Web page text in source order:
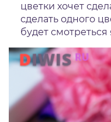
цветки хочет
сделать одного
будет смотреться